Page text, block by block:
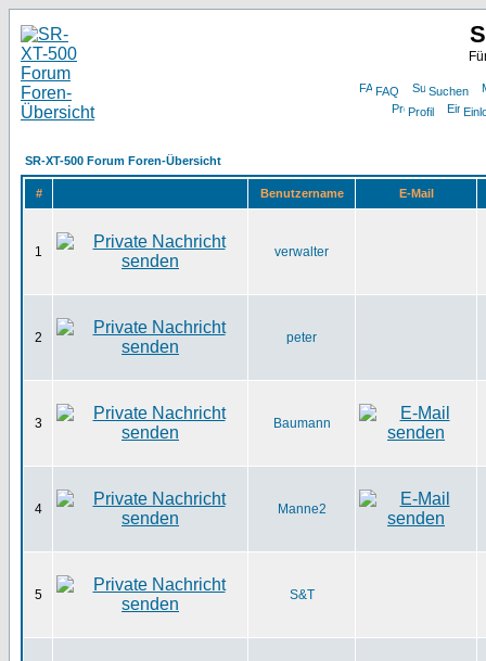
FAQ
Suchen
Profil
SR-XT-500 Forum Foren-Übersicht
# Benutzername E-Mail
1 verwalter
2 peter
3 Baumann
4 Manne2
5 S&T